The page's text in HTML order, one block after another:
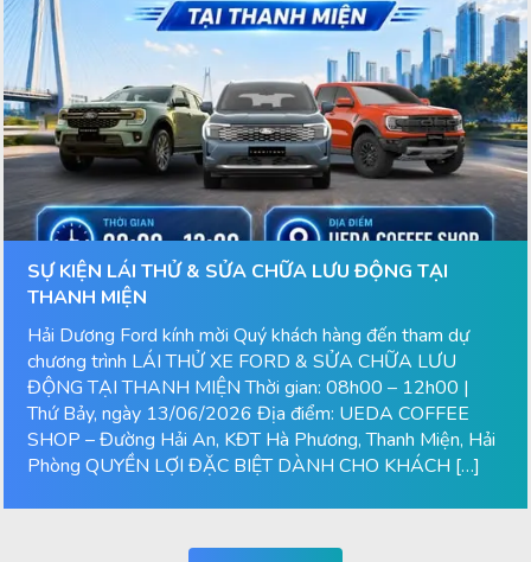
SỰ KIỆN LÁI THỬ & SỬA CHỮA LƯU ĐỘNG TẠI
THANH MIỆN
Hải Dương Ford kính mời Quý khách hàng đến tham dự
chương trình LÁI THỬ XE FORD & SỬA CHỮA LƯU
ĐỘNG TẠI THANH MIỆN Thời gian: 08h00 – 12h00 |
Thứ Bảy, ngày 13/06/2026 Địa điểm: UEDA COFFEE
SHOP – Đường Hải An, KĐT Hà Phương, Thanh Miện, Hải
Phòng QUYỀN LỢI ĐẶC BIỆT DÀNH CHO KHÁCH […]